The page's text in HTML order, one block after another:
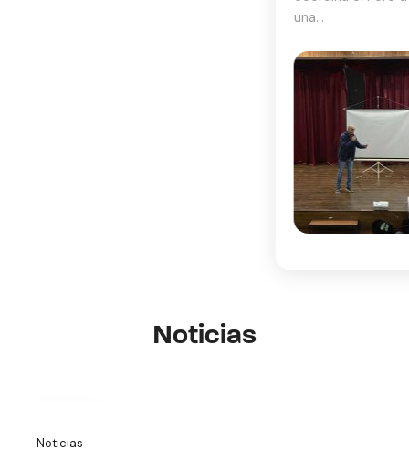
Noticias
Mar
Noticias